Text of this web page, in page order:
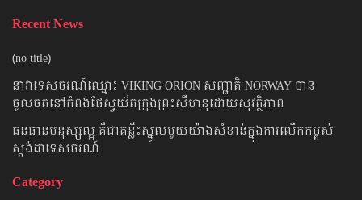
Recent News
(no title)
នាវាទេសចរណ៍ឈ្មោះ VIKING ORION សញ្ជាតិ NORWAY បាន
ចូលចតនៅកំពង់ផែស្វយ័តក្រុងព្រះសីហនុដោយសុវត្ថិភាព
ធនធានមនុស្សល្អ គឺជាគន្លឹះស្នូលមួយយ៉ាងសំខាន់ក្នុងការលើកកម្ពស់
ស្តង់ដាទេសចរណ៍
Category